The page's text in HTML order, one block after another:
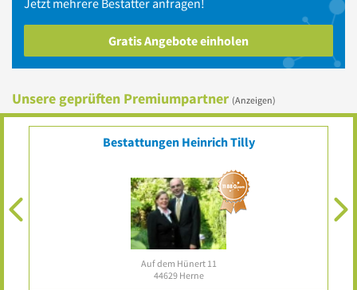
Jetzt mehrere Bestatter anfragen!
Gratis Angebote einholen
Unsere geprüften Premiumpartner (Anzeigen)
Ihr Eintrag?
nur 29 € / Monat
zzgl. MwSt.